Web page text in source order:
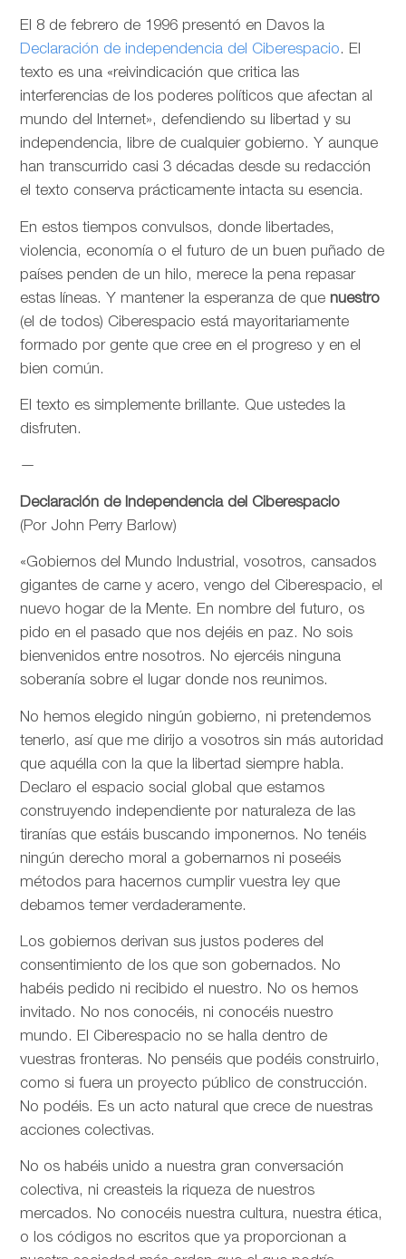
El 8 de febrero de 1996 presentó en Davos la
Declaración de independencia del Ciberespacio. El
texto es una «reivindicación que critica las
interferencias de los poderes políticos que afectan al
mundo del Internet», defendiendo su libertad y su
independencia, libre de cualquier gobierno. Y aunque
han transcurrido casi 3 décadas desde su redacción
el texto conserva prácticamente intacta su esencia.
En estos tiempos convulsos, donde libertades,
violencia, economía o el futuro de un buen puñado de
países penden de un hilo, merece la pena repasar
estas líneas. Y mantener la esperanza de que nuestro
(el de todos) Ciberespacio está mayoritariamente
formado por gente que cree en el progreso y en el
bien común.
El texto es simplemente brillante. Que ustedes la
disfruten.
—
Declaración de Independencia del Ciberespacio
(Por John Perry Barlow)
«Gobiernos del Mundo Industrial, vosotros, cansados
gigantes de carne y acero, vengo del Ciberespacio, el
nuevo hogar de la Mente. En nombre del futuro, os
pido en el pasado que nos dejéis en paz. No sois
bienvenidos entre nosotros. No ejercéis ninguna
soberanía sobre el lugar donde nos reunimos.
No hemos elegido ningún gobierno, ni pretendemos
tenerlo, así que me dirijo a vosotros sin más autoridad
que aquélla con la que la libertad siempre habla.
Declaro el espacio social global que estamos
construyendo independiente por naturaleza de las
tiranías que estáis buscando imponernos. No tenéis
ningún derecho moral a gobernarnos ni poseéis
métodos para hacernos cumplir vuestra ley que
debamos temer verdaderamente.
Los gobiernos derivan sus justos poderes del
consentimiento de los que son gobernados. No
habéis pedido ni recibido el nuestro. No os hemos
invitado. No nos conocéis, ni conocéis nuestro
mundo. El Ciberespacio no se halla dentro de
vuestras fronteras. No penséis que podéis construirlo,
como si fuera un proyecto público de construcción.
No podéis. Es un acto natural que crece de nuestras
acciones colectivas.
No os habéis unido a nuestra gran conversación
colectiva, ni creasteis la riqueza de nuestros
mercados. No conocéis nuestra cultura, nuestra ética,
o los códigos no escritos que ya proporcionan a